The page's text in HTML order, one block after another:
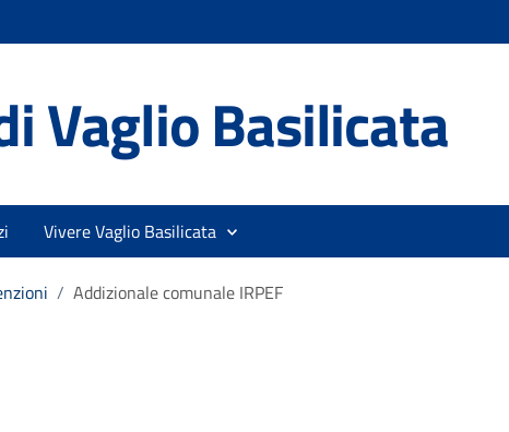
Vaglio Basilicata
Vivere Vaglio Basilicata
/ Addizionale comunale IRPEF